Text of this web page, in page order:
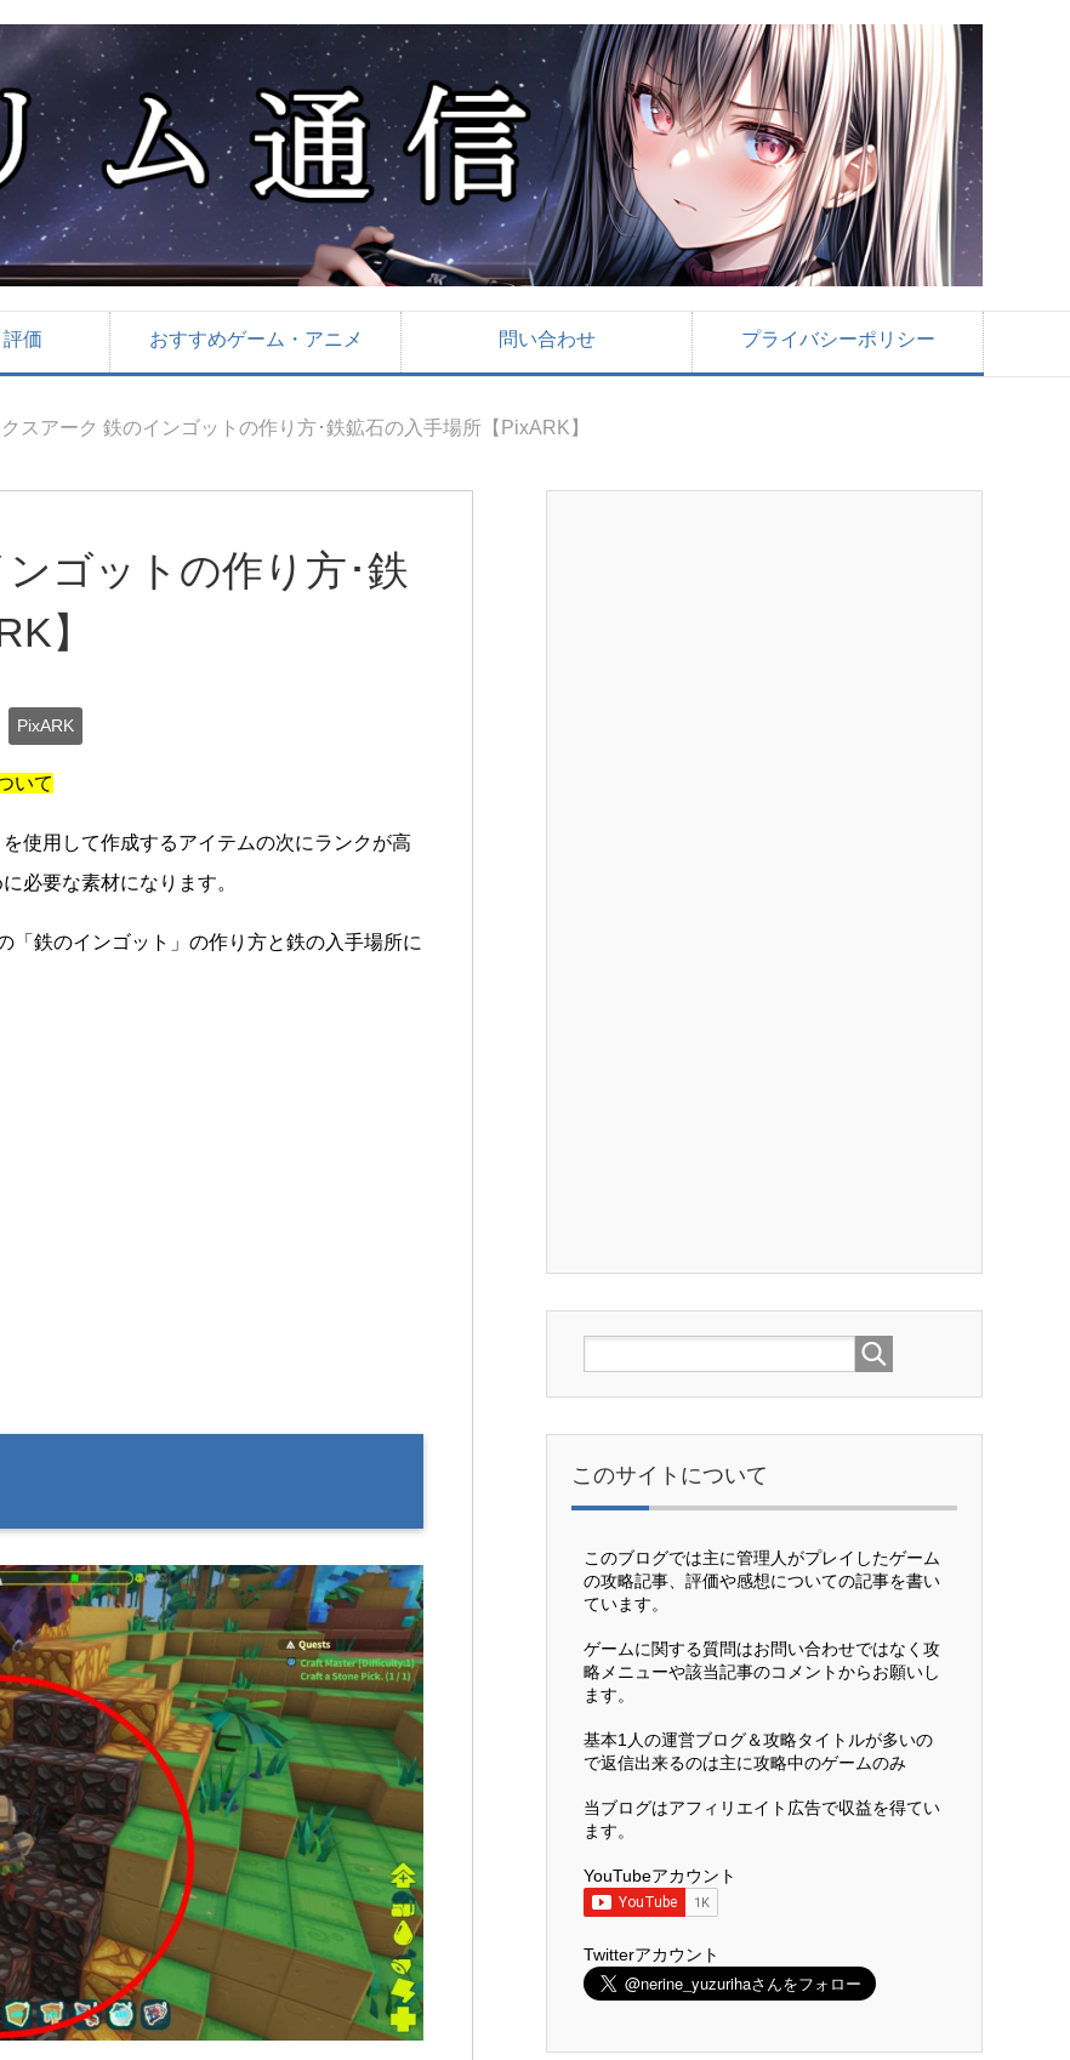
価 おすすめゲーム・アニメ 問い合わせ プライバシーポリシー
クスアーク 鉄のインゴットの作り方･鉄鉱石の入手場所【PixARK】
ゴットの作り方･鉄
】
PixARK
いて
使用して作成するアイテムの次にランクが高
必要な素材になります。
鉄のインゴット」の作り方と鉄の入手場所に
このサイトについて
このブログでは主に管理人がプレイしたゲーム
の攻略記事、評価や感想についての記事を書い
ています。
ゲームに関する質問はお問い合わせではなく攻
略メニューや該当記事のコメントからお願いし
ます。
基本1人の運営ブログ＆攻略タイトルが多いの
で返信出来るのは主に攻略中のゲームのみ
当ブログはアフィリエイト広告で収益を得てい
ます。
YouTubeアカウント
Twitterアカウント